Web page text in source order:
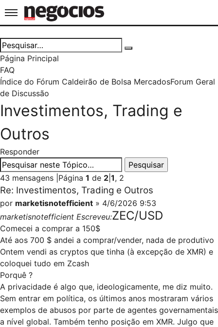
Jornal de Negócios
Página Principal
FAQ
Índice do Fórum Caldeirão de Bolsa MercadosForum Geral
de Discussão
Investimentos, Trading e
Outros
Responder
43 mensagens Página 1 de 2 1, 2
Re: Investimentos, Trading e Outros
por marketisnotefficient » 4/6/2026 9:53
marketisnotefficient Escreveu:ZEC/USD
Comecei a comprar a 150$
Até aos 700 $ andei a comprar/vender, nada de produtivo
Ontem vendi as cryptos que tinha (à excepção de XMR) e
coloquei tudo em Zcash
Porquê ?
A privacidade é algo que, ideologicamente, me diz muito.
Sem entrar em política, os últimos anos mostraram vários
exemplos de abusos por parte de agentes governamentais
a nível global. Também tenho posição em XMR. Julgo que